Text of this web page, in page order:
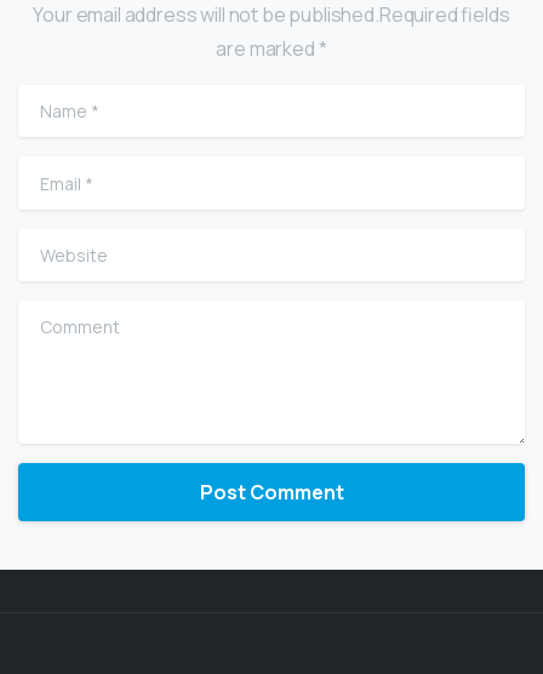
Your email address will not be published.Required fields
are marked *
Name
Email
Website
Comment